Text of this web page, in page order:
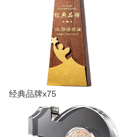
经典品牌x75